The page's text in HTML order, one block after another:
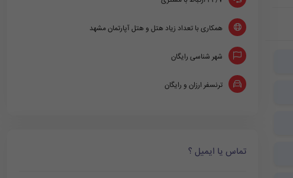
همکاری با تعداد زیاد هتل و هتل آپارتمان مشهد
شهر شناسی رایگان
ترنسفر ارزان و رایگان
تماس یا ایمیل ؟